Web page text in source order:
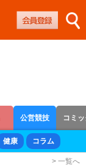
公営競技 コミ
健康 コラム
> 一覧へ